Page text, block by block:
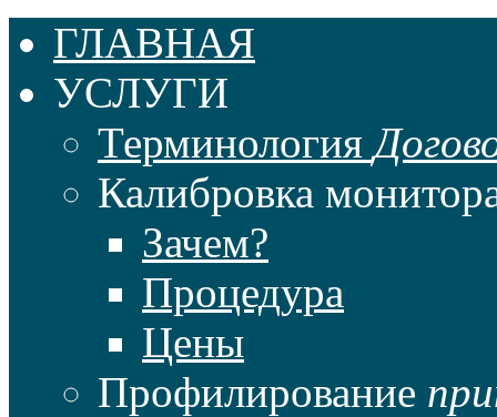
ГЛАВНАЯ
УСЛУГИ
Терминология
Калибровка
Зачем?
Процедура
Цены
Профилирование